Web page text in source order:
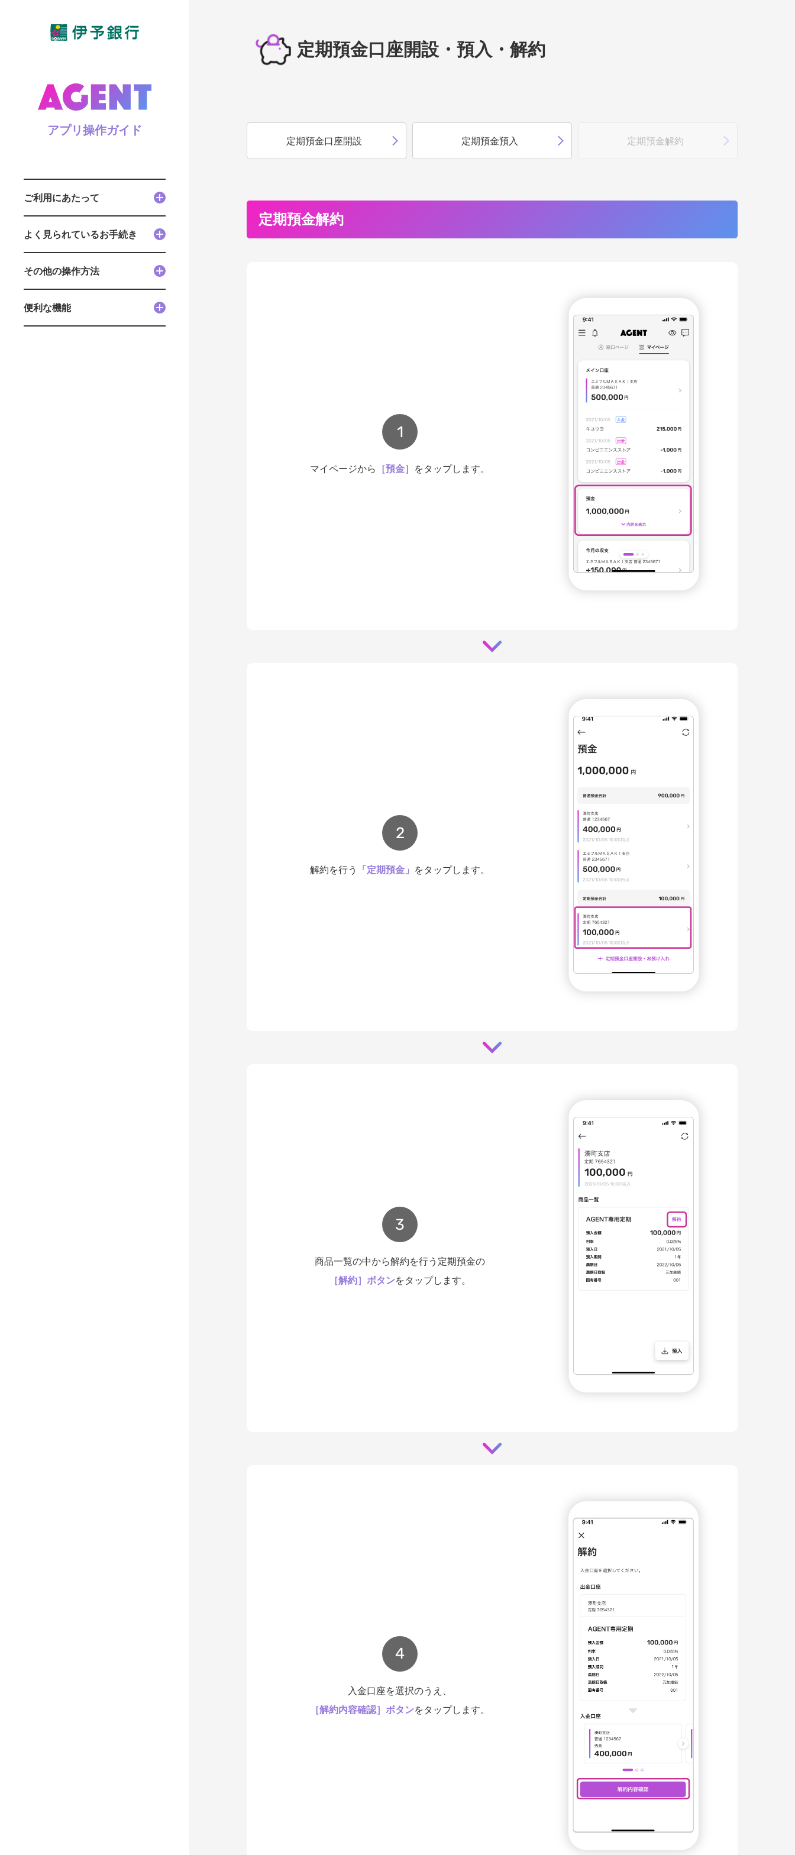
アプリ操作ガイド
ご利用にあたって
よく見られているお手続き
その他の操作方法
便利な機能
定期預金口座開設・預入・解約
定期預金口座開設 定期預金預入 定期預金解約
定期預金解約
1
マイページから ［預金］ をタップします。
2
解約を行う 「定期預金」 をタップします。
3
商品一覧の中から解約を行う定期預金の
［解約］ボタンをタップします。
4
入金口座を選択のうえ、
［解約内容確認］ボタンをタップします。